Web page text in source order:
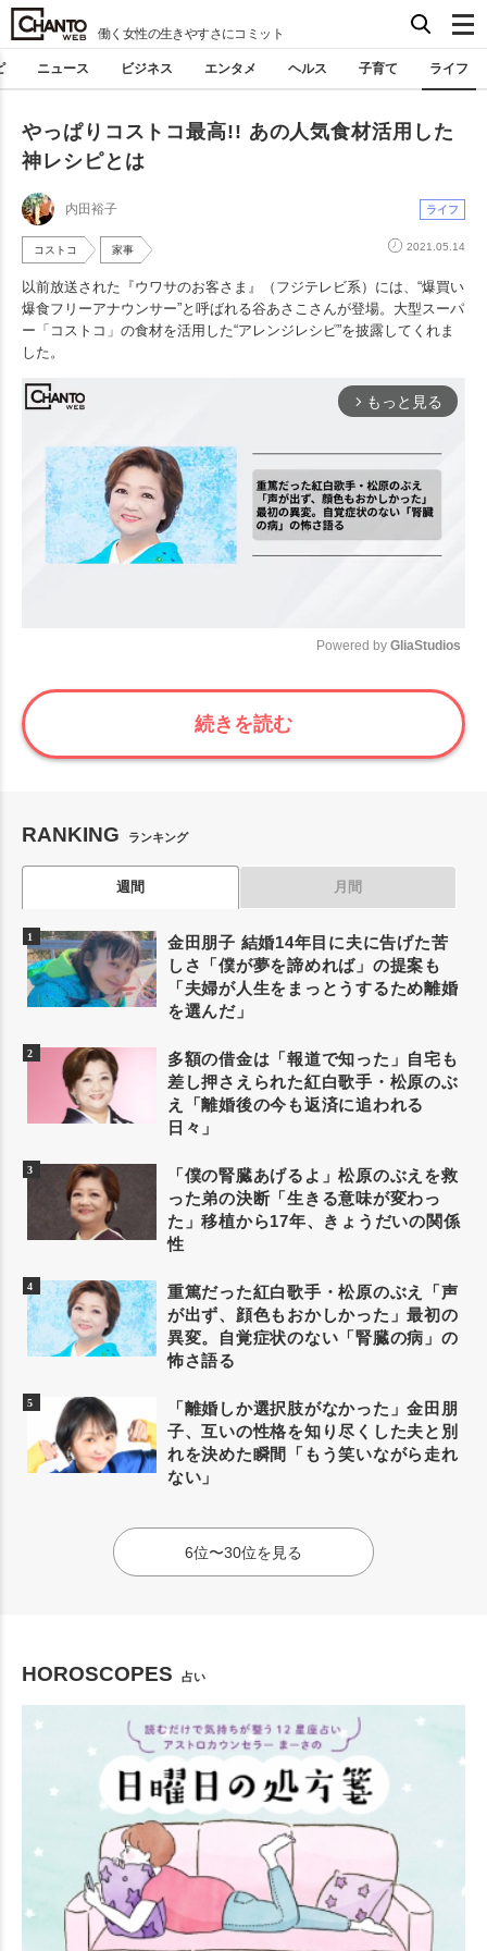
働く女性の生きやすさにコミット
ニュース ビジネス エンタメ ヘルス 子育て ライフ
やっぱりコストコ最高!! あの人気食材活用した
神レシピとは
内田裕子 ライフ
コストコ 家事 2021.05.14
以前放送された『ウワサのお客さま』（フジテレビ系）には、“爆買い
爆食フリーアナウンサー”と呼ばれる谷あさこさんが登場。大型スーパ
ー「コストコ」の食材を活用した“アレンジレシピ”を披露してくれま
した。
arrow_forward_ios もっと見る
Mute
Powered by GliaStudios
続きを読む
RANKING ランキング
週間 月間
金田朋子 結婚14年目に夫に告げた苦
しさ「僕が夢を諦めれば」の提案も
「夫婦が人生をまっとうするため離婚
を選んだ」
多額の借金は「報道で知った」自宅も
差し押さえられた紅白歌手・松原のぶ
え「離婚後の今も返済に追われる
日々」
「僕の腎臓あげるよ」松原のぶえを救
った弟の決断「生きる意味が変わっ
た」移植から17年、きょうだいの関係
性
重篤だった紅白歌手・松原のぶえ「声
が出ず、顔色もおかしかった」最初の
異変。自覚症状のない「腎臓の病」の
怖さ語る
「離婚しか選択肢がなかった」金田朋
子、互いの性格を知り尽くした夫と別
れを決めた瞬間「もう笑いながら走れ
ない」
6位〜30位を見る
HOROSCOPES 占い